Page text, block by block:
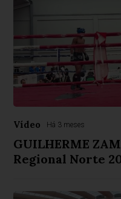
Vídeo Há 3 meses
GUILHERME
Regional Norte